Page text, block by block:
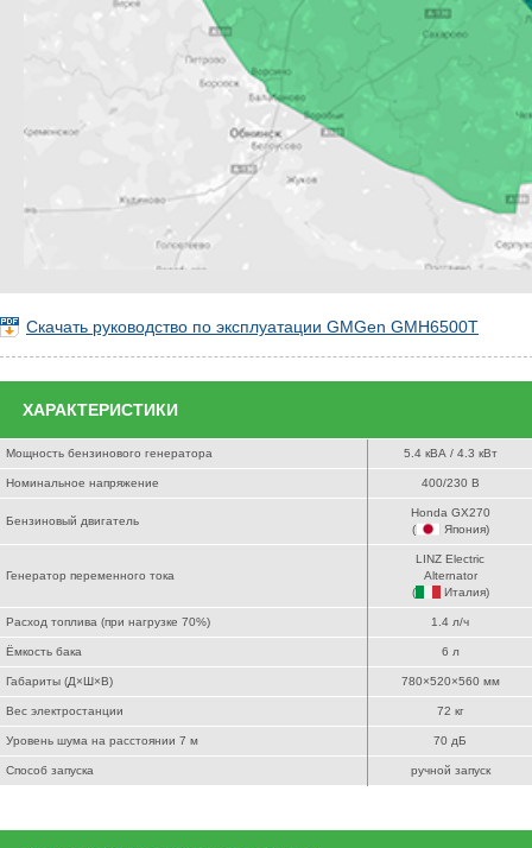
Скачать руководство по эксплуатации GMGen GMH6500T
ХАРАКТЕРИСТИКИ
Мощность бензинового генератора 5.4 кВА / 4.3 кВт
Номинальное напряжение 400/230 В
Бензиновый двигатель
Honda GX270
(
Япония)
Генератор переменного тока
LINZ Electric
Alternator
(
Италия)
Расход топлива (при нагрузке 70%) 1.4 л/ч
Ёмкость бака 6 л
Габариты (Д×Ш×В) 780×520×560 мм
Вес электростанции 72 кг
Уровень шума на расстоянии 7 м 70 дБ
Способ запуска ручной запуск